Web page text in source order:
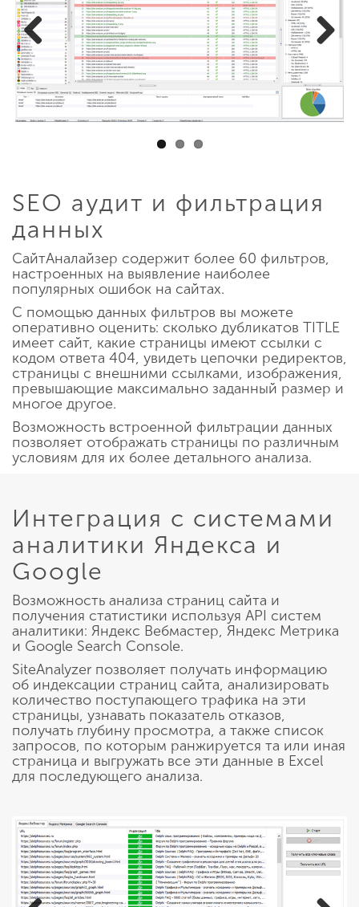
Previous Next
SEO аудит и фильтрация
данных
СайтАналайзер содержит более 60 фильтров,
настроенных на выявление наиболее
популярных ошибок на сайтах.
С помощью данных фильтров вы можете
оперативно оценить: сколько дубликатов TITLE
имеет сайт, какие страницы имеют ссылки с
кодом ответа 404, увидеть цепочки редиректов,
страницы с внешними ссылками, изображения,
превышающие максимально заданный размер и
многое другое.
Возможность встроенной фильтрации данных
позволяет отображать страницы по различным
условиям для их более детального анализа.
Интеграция с системами
аналитики Яндекса и
Google
Возможность анализа страниц сайта и
получения статистики используя API систем
аналитики: Яндекс Вебмастер, Яндекс Метрика
и Google Search Console.
SiteAnalyzer позволяет получать информацию
об индексации страниц сайта, анализировать
количество поступающего трафика на эти
страницы, узнавать показатель отказов,
получать глубину просмотра, а также список
запросов, по которым ранжируется та или иная
страница и выгружать все эти данные в Excel
для последующего анализа.